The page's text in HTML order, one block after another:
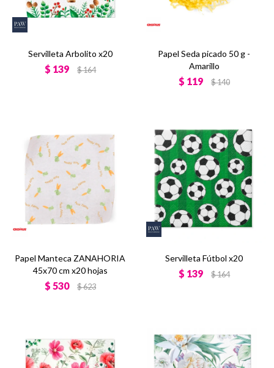
Servilleta Arbolito x20
$ 139 $164
Papel Seda picado 50 g -
Amarillo
$ 119 $140
Papel Manteca ZANAHORIA
45x70 cm x20 hojas
$ 530 $623
Servilleta Fútbol x20
$ 139 $164